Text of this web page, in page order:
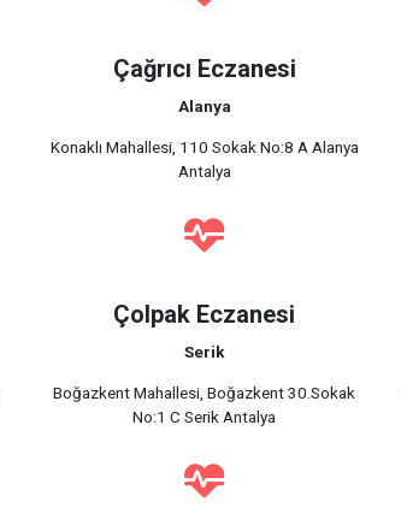
Çağrıcı Eczanesi
Alanya
Konaklı Mahallesi, 110 Sokak No:8 A Alanya
Antalya
Çolpak Eczanesi
Serik
Boğazkent Mahallesi, Boğazkent 30.Sokak
No:1 C Serik Antalya